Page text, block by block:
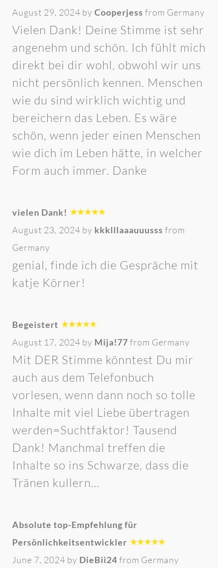
August 29, 2024 by Cooperjess from Germany
Vielen Dank! Deine Stimme ist sehr
angenehm und schön. Ich fühlt mich
direkt bei dir wohl, obwohl wir uns
nicht persönlich kennen. Menschen
wie du sind wirklich wichtig und
bereichern das Leben. Es wäre
schön, wenn jeder einen Menschen
wie dich im Leben hätte, in welcher
Form auch immer. Danke
vielen Dank!
August 23, 2024 by kkklllaaauuusss from
Germany
genial, finde ich die Gespräche mit
katje Körner!
Begeistert
August 17, 2024 by Mija!77 from Germany
Mit DER Stimme könntest Du mir
auch aus dem Telefonbuch
vorlesen, wenn dann noch so tolle
Inhalte mit viel Liebe übertragen
werden=Suchtfaktor! Tausend
Dank! Manchmal treffen die
Inhalte so ins Schwarze, dass die
Tränen kullern…
Absolute top-Empfehlung für
Persönlichkeitsentwickler
June 7, 2024 by DieBii24 from Germany